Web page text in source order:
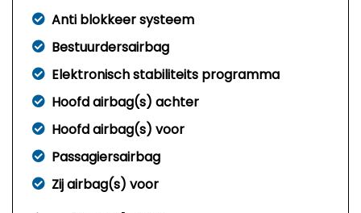
Anti blokkeer systeem
Bestuurdersairbag
Elektronisch stabiliteits programma
Hoofd airbag(s) achter
Hoofd airbag(s) voor
Passagiersairbag
Zij airbag(s) voor